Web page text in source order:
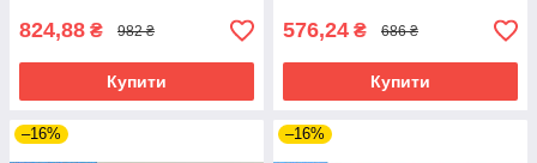
824,88 ₴ 982 ₴
Купити
576,24 ₴ 686 ₴
Купити
–16% –16%